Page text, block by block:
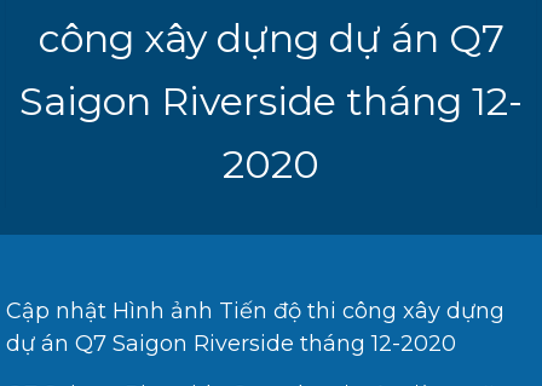
công xây dựng dự án Q7
Saigon Riverside tháng 12-
2020
Cập nhật Hình ảnh Tiến độ thi công xây dựng
dự án Q7 Saigon Riverside tháng 12-2020